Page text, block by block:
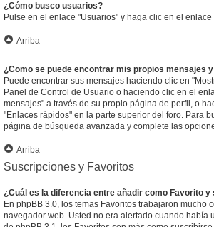
¿Cómo busco usuarios?
Pulse en el enlace "Usuarios" y haga clic en el
Arriba
¿Como se puede encontrar mis propios mensajes
Puede encontrar sus mensajes haciendo clic en
Panel de Control de Usuario o haciendo clic en el
mensajes" a través de su propio página de perfil, o
"Enlaces rápidos" en la parte superior del foro. Para
página de búsqueda avanzada y complete las
Arriba
Suscripciones y Favoritos
¿Cuál es la diferencia entre añadir como Favorito
En phpBB 3.0, los temas Favoritos trabajaron mucho
navegador web. Usted no era alertado cuando había